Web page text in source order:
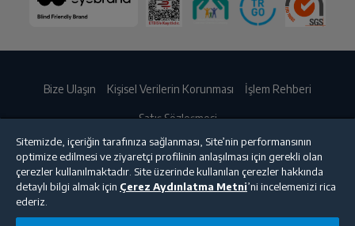
Bize Ulaşın Kişisel Verilerin Korunması İşlem Rehberi
Satış Sözleşmesi
© 2025 beko.com.tr
Sitemizde, içeriğin tarafınıza sağlanması, Site’nin performansının
optimize edilmesi ve ziyaretçi profilinin anlaşılması için gerekli olan
çerezler kullanılmaktadır. Site üzerinde kullanılan çerezler hakkında
detaylı bilgi almak için Çerez Aydınlatma Metni’ni incelemenizi rica
ederiz.